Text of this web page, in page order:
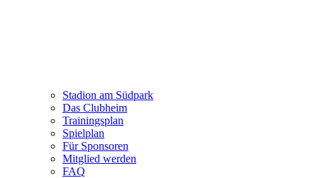
Stadion am Südpark
Das Clubheim
Trainingsplan
Spielplan
Für Sponsoren
Mitglied werden
FAQ